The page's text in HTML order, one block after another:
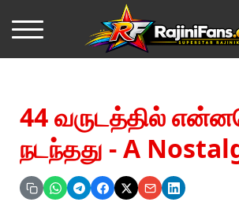
44 வருடத்தில்
நடந்தது - A